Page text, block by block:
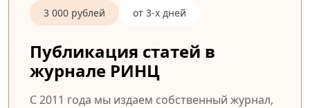
3 000 рублей от 3-х дней
Публикация статей в
журнале РИНЦ
С 2011 года мы издаем собственный журнал,